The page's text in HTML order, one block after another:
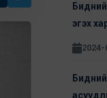
эгэх